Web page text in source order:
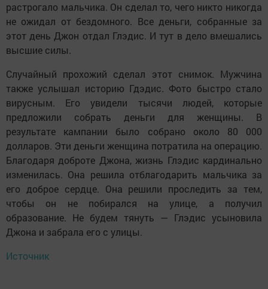
растрогало мальчика. Он сделал то, чего никто никогда
не ожидал от бездомного. Все деньги, собранные за
этот день Джон отдал Глэдис. И тут в дело вмешались
высшие силы.
Случайный прохожий сделал этот снимок. Мужчина
также услышал историю Гдэдис. Фото быстро стало
вирусным. Его увидели тысячи людей, которые
предложили собрать деньги для женщины. В
результате кампании было собрано около 80 000
долларов. Эти деньги женщина потратила на операцию.
Благодаря доброте Джона, жизнь Глэдис кардинально
изменилась. Она решила отблагодарить мальчика за
его доброе сердце. Она решили проследить за тем,
чтобы он не побирался на улице, а получил
образование. Не будем тянуть — Глэдис усыновила
Джона и забрала его с улицы.
Источник